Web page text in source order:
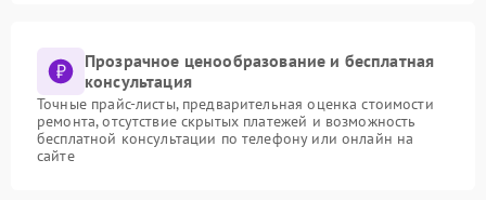
Прозрачное ценообразование и бесплатная
консультация
Точные прайс-листы, предварительная оценка стоимости
ремонта, отсутствие скрытых платежей и возможность
бесплатной консультации по телефону или онлайн на
сайте